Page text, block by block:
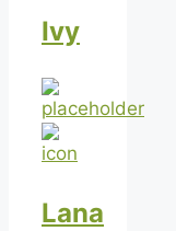
Ivy
Lana